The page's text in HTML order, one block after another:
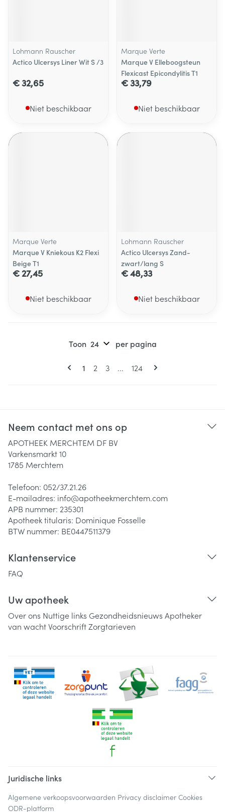
Lohmann Rauscher
Actico Ulcersys Liner Wit S /3
€ 32,65
Niet beschikbaar
Marque Verte
Marque V Elleboogsteun
Flexicast Epicondylitis T1
€ 33,79
Niet beschikbaar
Marque Verte
Marque V Kniekous K2 Flexi
Beige T1
€ 27,45
Niet beschikbaar
Lohmann Rauscher
Actico Ulcersys Zand-
zwart/lang S
€ 48,33
Niet beschikbaar
Pagina's
U lees momenteel pagina
1 Pagina
2 Pagina
3 ... Pagina
124
Toon per pagina
Neem contact met ons op
APOTHEEK MERCHTEM DF BV
Varkensmarkt 10
1785 Merchtem
Telefoon: 052/37.21.26
E-mailadres: info@apotheekmerchtem.com
APB nummer: 235301
Apotheek titularis: Dominique Fosselle
BTW nummer: BE0447511379
Klantenservice
FAQ
Uw apotheek
Over ons Nuttige links Gezondheidsnieuws Apotheker
van wachtVoorschriftZorgtarieven
Juridische links
Algemene verkoopsvoorwaarden Privacy disclaimer Cookies
ODR-platform